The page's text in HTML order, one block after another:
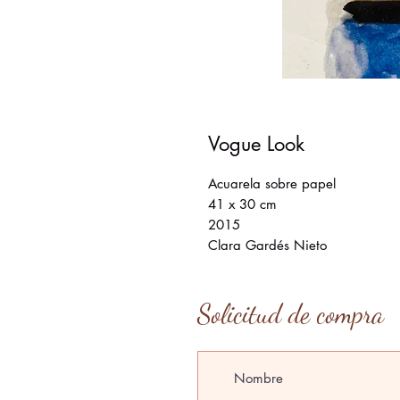
Vogue Look
Acuarela sobre papel
41 x 30 cm
2015
Clara Gardés Nieto
Solicitud de compra